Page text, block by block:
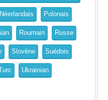
Néerlandais Polonais
Roumain Russe
Slovène Suédois
Ukrainian